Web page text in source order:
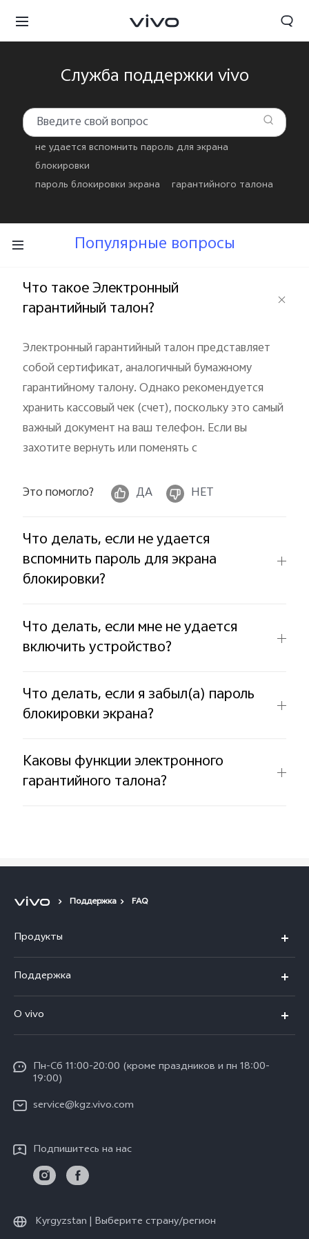
Служба поддержки vivo
не удается вспомнить пароль для экрана
блокировки
пароль блокировки экрана
гарантийного талона
Популярные вопросы
Что такое Электронный
гарантийный талон?
Электронный гарантийный талон представляет
собой сертификат, аналогичный бумажному
гарантийному талону. Однако рекомендуется
хранить кассовый чек (счет), поскольку это самый
важный документ на ваш телефон. Если вы
захотите вернуть или поменять с
Это помогло? ДА НЕТ
Что делать, если не удается
вспомнить пароль для экрана
блокировки?
Что делать, если мне не удается
включить устройство?
Что делать, если я забыл(а) пароль
блокировки экрана?
Каковы функции электронного
гарантийного талона?
Поддержка FAQ
Продукты
V25e
Y02
Y35
Поддержка
Funtouch OS
IMEI аутентификация
Обновление системы
Инструкции по гарантии vivo
O vivo
Пресс Центр
Юридическая информация
Стабильность
Центр конфиденциальности vivo
Пн-Сб 11:00-20:00 (кроме праздников и пн 18:00-
19:00)
service@kgz.vivo.com
Подпишитесь на нас
Kyrgyzstan | Выберите страну/регион